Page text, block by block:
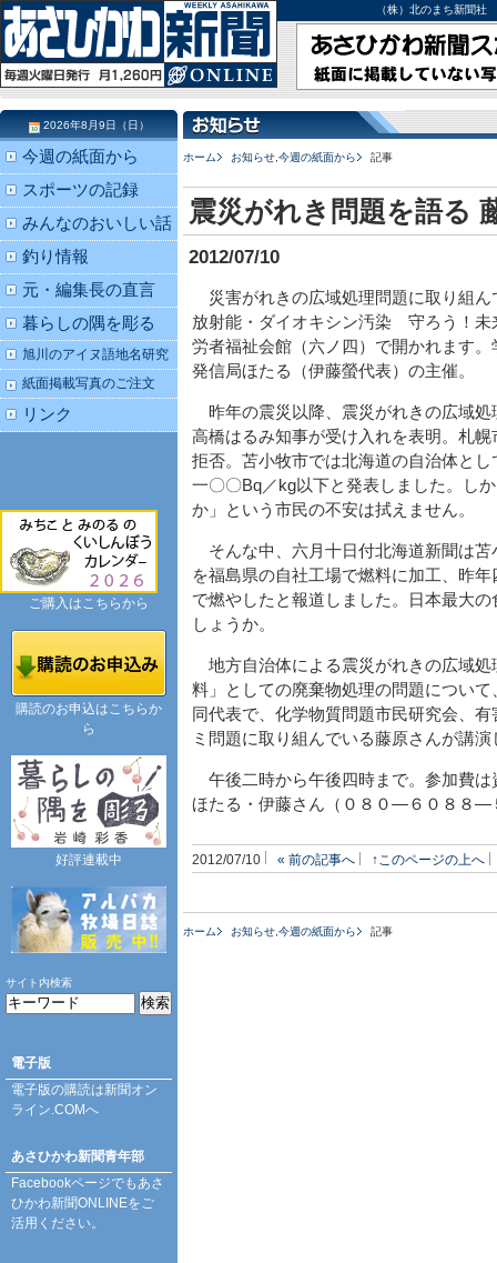
（株）北のまち新聞
ホーム お知らせ 今週の紙面から 記事
震災がれき問題を語る
2012/07/10
災害がれきの広域処理問題に取り組ん
放射能・ダイオキシン汚染 守ろう！未
労者福祉会館（六ノ四）で開かれます
発信局ほたる（伊藤螢代表）の主催。
昨年の震災以降、震災がれきの広域処
高橋はるみ知事が受け入れを表明。札
拒否。苫小牧市では北海道の自治体と
一〇〇Bq／kg以下と発表しました。し
か」という市民の不安は拭えません。
そんな中、六月十日付北海道新聞は苫
を福島県の自社工場で燃料に加工、昨
で燃やしたと報道しました。日本最大
しょうか。
地方自治体による震災がれきの広域処
料」としての廃棄物処理の問題につい
同代表で、化学物質問題市民研究会、
ミ問題に取り組んでいる藤原さんが講演
午後二時から午後四時まで。参加費は
ほたる・伊藤さん（０８０―６０８８―
2012/07/10 « 前の記事へ ↑このページの上へ
ホーム お知らせ 今週の紙面から 記事
2026年8月9日（日）
今週の紙面から
スポーツの記録
みんなのおいしい話
釣り情報
元・編集長の直言
暮らしの隅を彫る
旭川のアイヌ語地名研究
紙面掲載写真のご注文
リンク
ご購入はこちらから
購読のお申込はこちらか
ら
好評連載中
サイト内検索
電子版
電子版の購読は新聞オン
ライン.COMへ
あさひかわ新聞青年部
Facebookページでもあさ
ひかわ新聞ONLINEをご
活用ください。